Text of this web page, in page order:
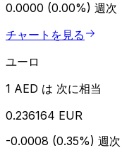
0.0000 (0.00%) 週次
チャートを見る
ユーロ
1 AED は 次に相当
0.236164 EUR
-0.0008 (0.35%) 週次